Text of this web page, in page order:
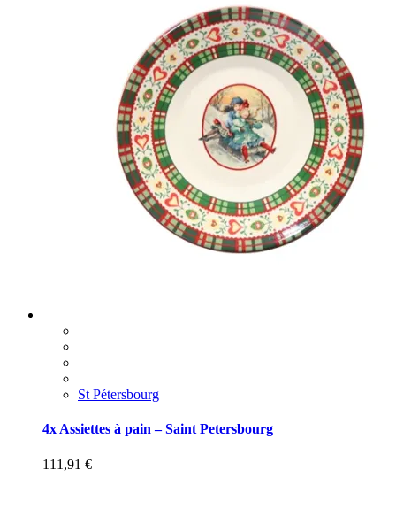
St Pétersbourg
4x Assiettes à pain – Saint Petersbourg
111,91 €